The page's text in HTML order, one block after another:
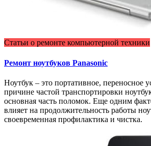
Статьи о ремонте компьютерной техники
Ремонт ноутбуков Panasonic
Ноутбук – это портативное, переносное
причине частой транспортировки
основная часть поломок. Еще одним
влияет на продолжительность работы
своевременная профилактика и чистка.